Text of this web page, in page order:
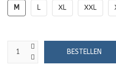
M
L XL XXL